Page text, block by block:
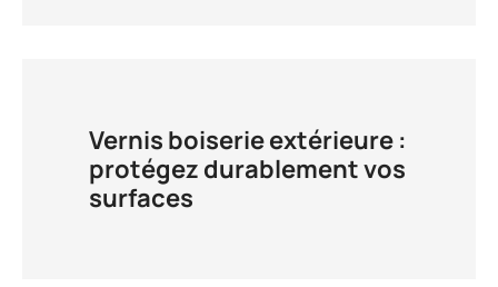
Vernis boiserie extérieure :
protégez durablement vos
surfaces